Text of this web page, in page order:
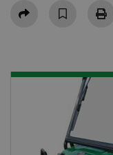
Partager